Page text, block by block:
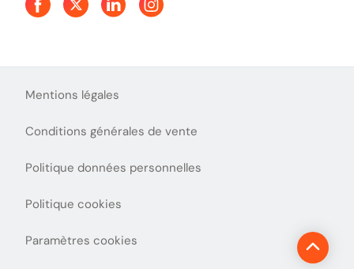
Presse
Mentions légales
Conditions générales de vente
Politique données personnelles
Politique cookies
Paramètres cookies